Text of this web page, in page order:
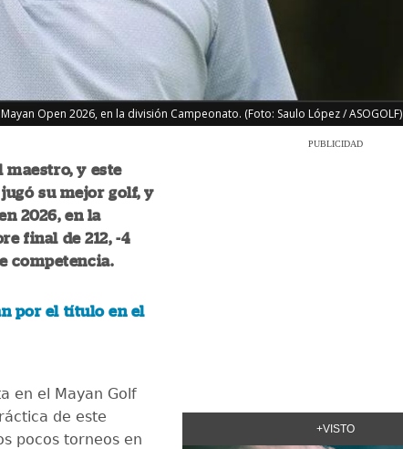
Open 2026, en la división Campeonato. (Foto: Saulo López / ASOGOLF)
maestro, y este
su mejor golf, y
2026, en la
final de 212, -4
competencia.
por el título en el
en el Mayan Golf
de este
pocos torneos en
PUBLICIDAD
+VISTO